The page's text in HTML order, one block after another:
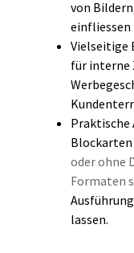
von
einfliessen
Vielseitige
für interne
Praktische
Blockarten
oder ohne
Formaten
lassen.